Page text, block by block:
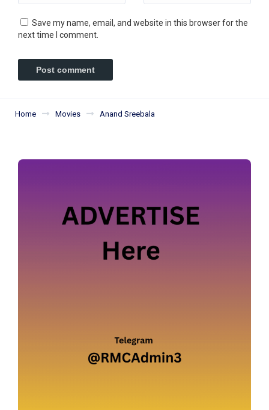
Save my name, email, and website in this browser for the
next time I comment.
Home Movies Anand Sreebala